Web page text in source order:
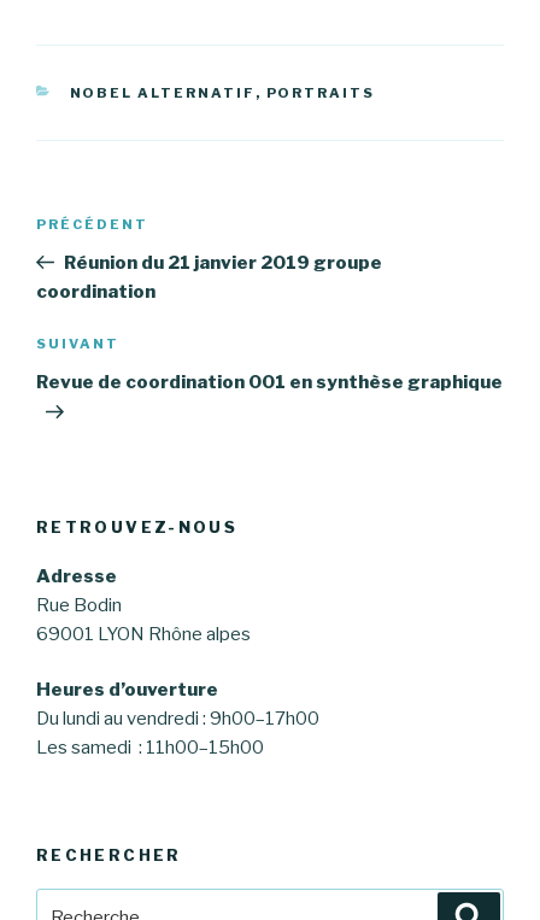
CATÉGORIES
NOBEL ALTERNATIF , PORTRAITS
Navigation
l’article
Article
précédent
PRÉCÉDENT
Réunion du 21 janvier 2019 groupe
coordination
Article
suivant
SUIVANT
Revue de coordination 001 en synthèse graphique
RETROUVEZ-NOUS
Adresse
Rue Bodin
69001 LYON Rhône alpes
Heures d’ouverture
Du lundi au vendredi : 9h00–17h00
Les samedi : 11h00–15h00
RECHERCHER